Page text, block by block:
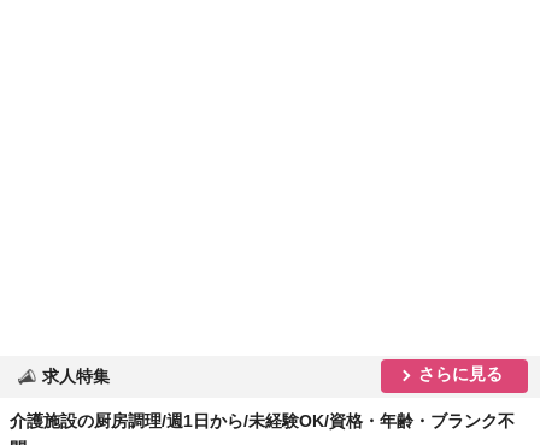
求人特集 さらに見る
介護施設の厨房調理/週1日から/未経験OK/資格・年齢・ブランク不